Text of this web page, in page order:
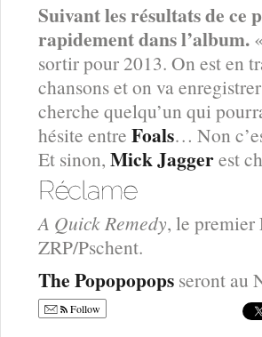
Suivant les résultats de ce
rapidement dans l’album.
sortir pour 2013. On est en
chansons et on va
cherche quelqu’un qui
hésite entre Foals… Non
Et sinon, Mick Jaggerest
A Quick Remedy, le premier
ZRP/Pschent.
The Popopopops seront au
Follow